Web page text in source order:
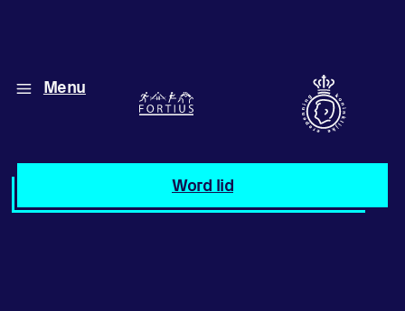
Menu
Word lid
Diverse disciplines
Atletiek